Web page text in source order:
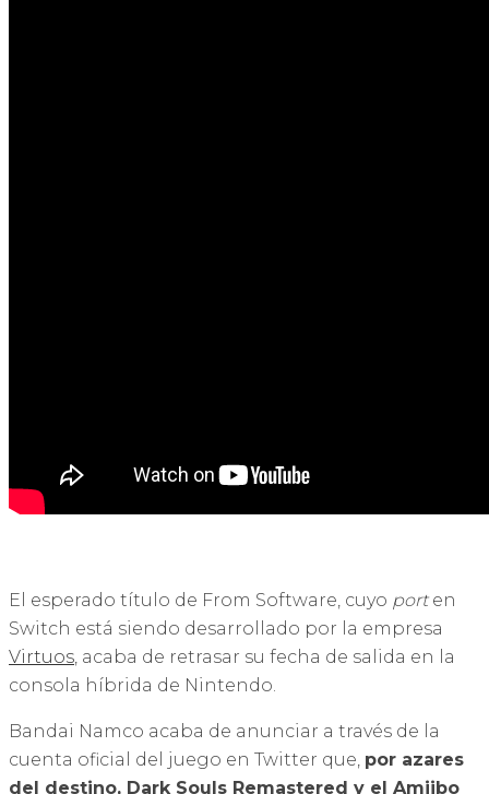
El esperado título de From Software, cuyo porten
Switch está siendo desarrollado por la empresa
Virtuos, acaba de retrasar su fecha de salida en la
consola híbrida de Nintendo.
Bandai Namco acaba de anunciar a través de la
cuenta oficial del juego en Twitter que, por azares
del destino, Dark Souls Remastered y el Amiibo